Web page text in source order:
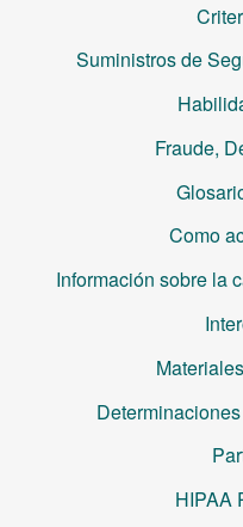
Suministros de
Fraude,
Como
Información sobre la
HIPAA